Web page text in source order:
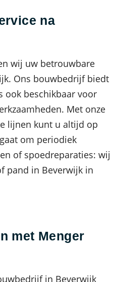
na
wij uw betrouwbare
Ons bouwbedrijf biedt
ook beschikbaar voor
Met onze
lijnen kunt u altijd op
om periodiek
of spoedreparaties: wij
pand in Beverwijk in
met Menger
in Beverwijk